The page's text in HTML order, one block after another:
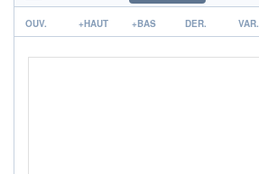
364,7663 364,7663
r
OUV. +HAUT +BAS DER. VAR.